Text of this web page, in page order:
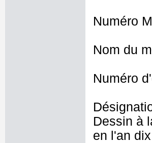
Numéro
Nom du
Numéro
Dessin à
en l'an